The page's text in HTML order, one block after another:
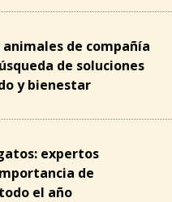
animales de compañía
de soluciones
y bienestar
expertos
de
el año